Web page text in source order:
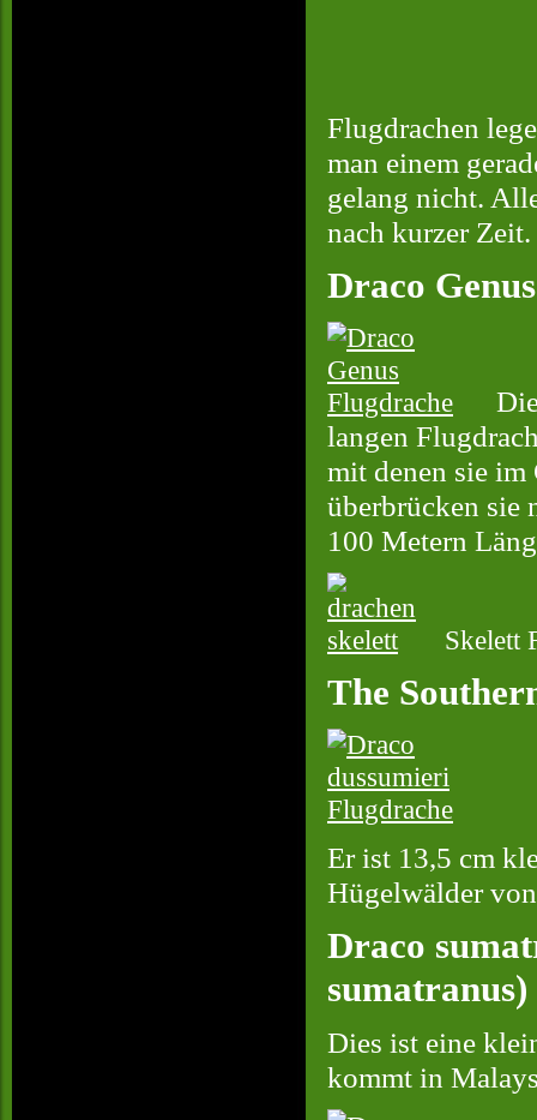
Flugdrachen
man einem
gelang nicht.
nach kurzer Zeit.
Draco Genus
langen
mit denen sie
überbrücken sie
100 Metern
Skelett
The
Er ist 13,5 cm
Hügelwälder
Draco
sumatranus)
Dies ist eine
kommt in